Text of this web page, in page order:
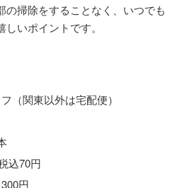
の掃除をすることなく、いつでも
いポイントです。
（関東以外は宅配便）
込70円
円